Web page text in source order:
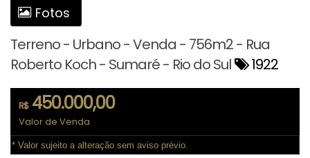
Fotos
Terreno - Urbano - Venda - 756m2 - Rua
Roberto Koch - Sumaré - Rio do Sul
1922
R$450.000,00
Valor de Venda
* Valor sujeito a alteração sem aviso prévio.